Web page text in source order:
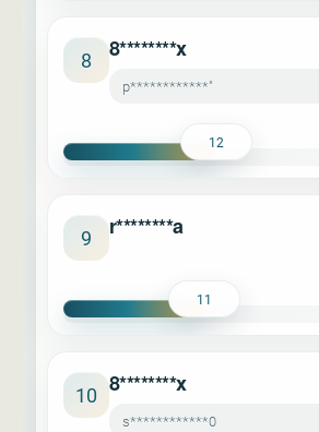
8 8********x
p************"
12
9 r********a
11
10 8********x
s************0